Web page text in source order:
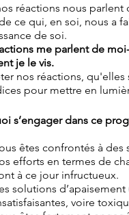
réactions nous
ce qui, en soi, nous a
de soi.
me parlent de
je le vis.
nos réactions,
pour mettre en
s’engager dans ce
êtes confrontés à
efforts en termes de
à ce jour infructueux.
solutions
voire